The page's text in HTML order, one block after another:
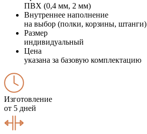
ПВХ (0,4 мм, 2 мм)
Внутреннее наполнение
на выбор (полки, корзины, штанги)
Размер
индивидуальный
Цена
указана за базовую комплектацию
Изготовление
от 5 дней